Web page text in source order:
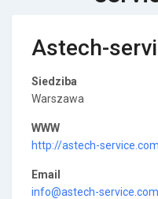
Astech-
Siedziba
Warszawa
WWW
http://astech-
Email
info@astech-